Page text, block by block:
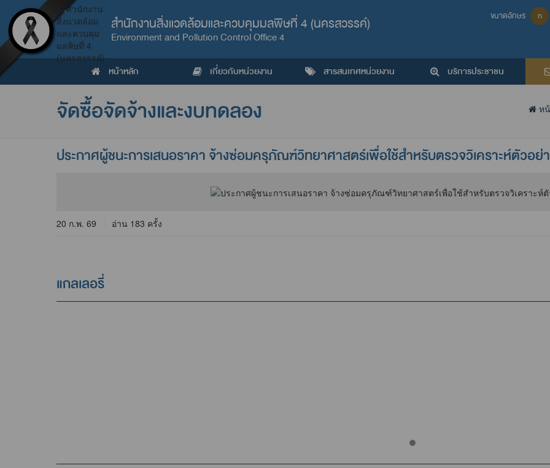
สำนักงานสิ่งแวดล้อมและควบคุมมลพิษที่ 4 (นครสวรรค์)
Environment and Pollution Control Office 4
ขนาดอักษร ก
หน้าหลัก เกี่ยวกับหน่วยงาน สารสนเทศหน่วยงาน บริการประชาชน
จัดซื้อจัดจ้างและงบทดลอง ห
ประกาศผู้ชนะการเสนอราคา จ้างซ่อมครุภัณฑ์วิทยาศาสตร์เพื่อใช้สำหรับตรวจวิเคราะห์ตัวอย่
20 ก.พ. 69 อ่าน 183 ครั้ง
แกลเลอรี่